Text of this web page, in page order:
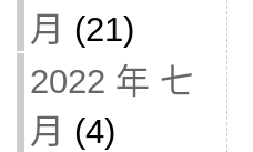
月 (21)
2022 年 七
月 (4)